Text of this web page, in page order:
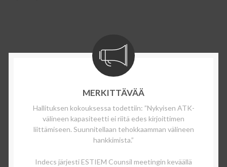
MERKITTÄVÄÄ
Hallituksen kokouksessa todettiin: ”Nykyisen ATK-
välineen kapasiteetti ei riitä edes kirjoittimen
liittämiseen. Suunnitellaan tehokkaamman välineen
hankkimista.”
Indecs järjesti ESTIEM Counsil meetingin keväällä